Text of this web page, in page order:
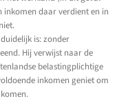
inkomen daar verdient en in
is: zonder
Hij verwijst naar de
belastingplichtige
inkomen geniet om